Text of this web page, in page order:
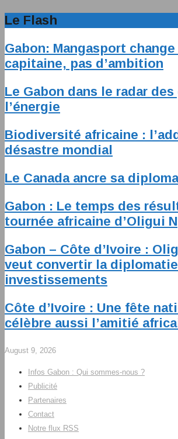
Le Flash
Gabon: Mangasport change
capitaine, pas d’ambition
Le Gabon dans le radar
l’énergie
Biodiversité africaine :
désastre mondial
Le Canada ancre sa
Gabon : Le temps des
tournée africaine d’Oligui
Gabon – Côte d’Ivoire :
veut convertir la
investissements
Côte d’Ivoire : Une fête
célèbre aussi l’amitié
August 9, 2026
Infos Gabon : Qui sommes-nous ?
Publicité
Partenaires
Contact
Notre flux RSS